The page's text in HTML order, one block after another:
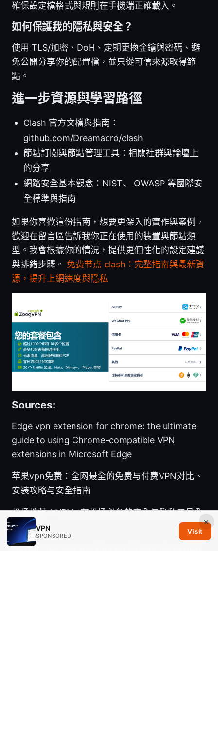
確保設定檔格式與規則在手機端正確載入。
如何保護我的隱私與安全？
使用 TLS/加密、DoH、定期更換金鑰與密碼、避
免公開分享你的配置檔，並只從可信來源取得節
點。
進一步資源與學習路徑
Clash 官方文檔與指南：
github.com/Dreamacro/clash
節點訂閱與節點管理工具：相關社群與論壇上
的分享
網路安全基本觀念：NIST、 OWASP 等國際安
全標準與指南
如果你喜歡這份指南，想要更深入的實作與案例，
歡迎在留言區告訴我你正在使用的裝置與節點類
型。我會根據你的情況，提供更個性化的設定建議
與排錯步驟。 免费节点 clash：完整指南與最新資
源，提升上網速度與隱私
Sources:
Edge vpn extension for chrome: the ultimate
guide to using Chrome-compatible VPN
extensions in Microsoft Edge
苹果vpn免费：全网最全的免费与付费VPN对比、
安装攻略与安全指南
机场推荐：VPNs 在机场必备的安全与隐私工具全
面指南
Norton vpn not working on iphone heres how
×
VPN
SPONSORED
Visit